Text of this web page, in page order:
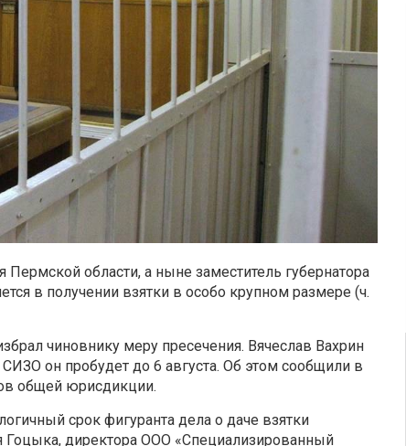
области, а ныне заместитель губернатора
в получении взятки в особо крупном размере (ч.
чиновнику меру пресечения. Вячеслав Вахрин
он пробудет до 6 августа. Об этом сообщили в
общей юрисдикции.
срок фигуранта дела о даче взятки
Гоцыка, директора ООО «Специализированный